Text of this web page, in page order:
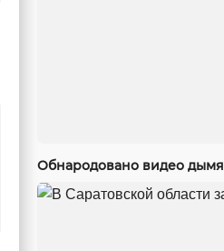
Обнародовано видео